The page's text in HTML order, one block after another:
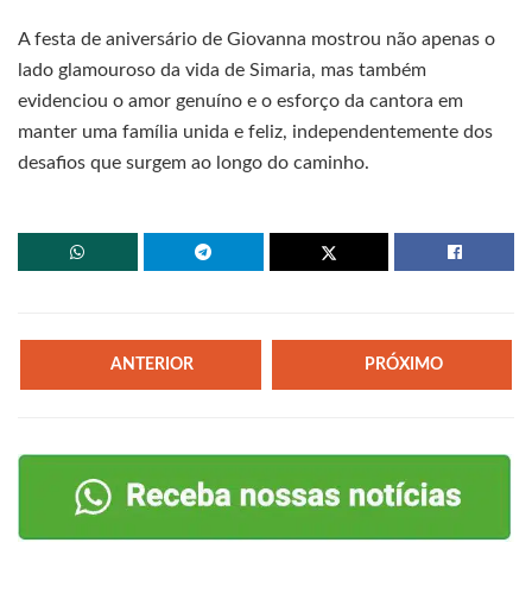
A festa de aniversário de Giovanna mostrou não apenas o
lado glamouroso da vida de Simaria, mas também
evidenciou o amor genuíno e o esforço da cantora em
manter uma família unida e feliz, independentemente dos
desafios que surgem ao longo do caminho.
ANTERIOR PRÓXIMO